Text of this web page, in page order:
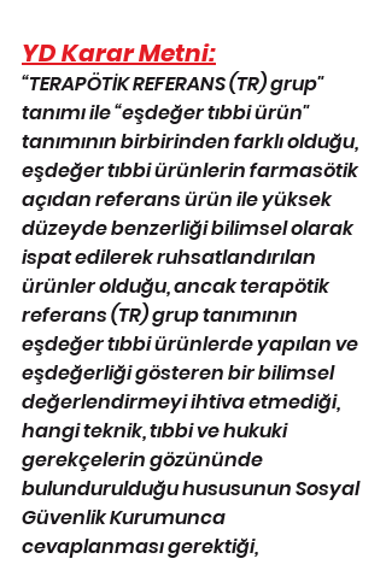
YD Karar Metni:
“TERAPÖTİK REFERANS (TR) grup"
tanımı ile “eşdeğer tıbbi ürün"
tanımının birbirinden farklı olduğu,
eşdeğer tıbbi ürünlerin farmasötik
açıdan referans ürün ile yüksek
düzeyde benzerliği bilimsel olarak
ispat edilerek ruhsatlandırılan
ürünler olduğu, ancak terapötik
referans (TR) grup tanımının
eşdeğer tıbbi ürünlerde yapılan ve
eşdeğerliği gösteren bir bilimsel
değerlendirmeyi ihtiva etmediği,
hangi teknik, tıbbi ve hukuki
gerekçelerin gözününde
bulundurulduğu hususunun Sosyal
Güvenlik Kurumunca
cevaplanması gerektiği,